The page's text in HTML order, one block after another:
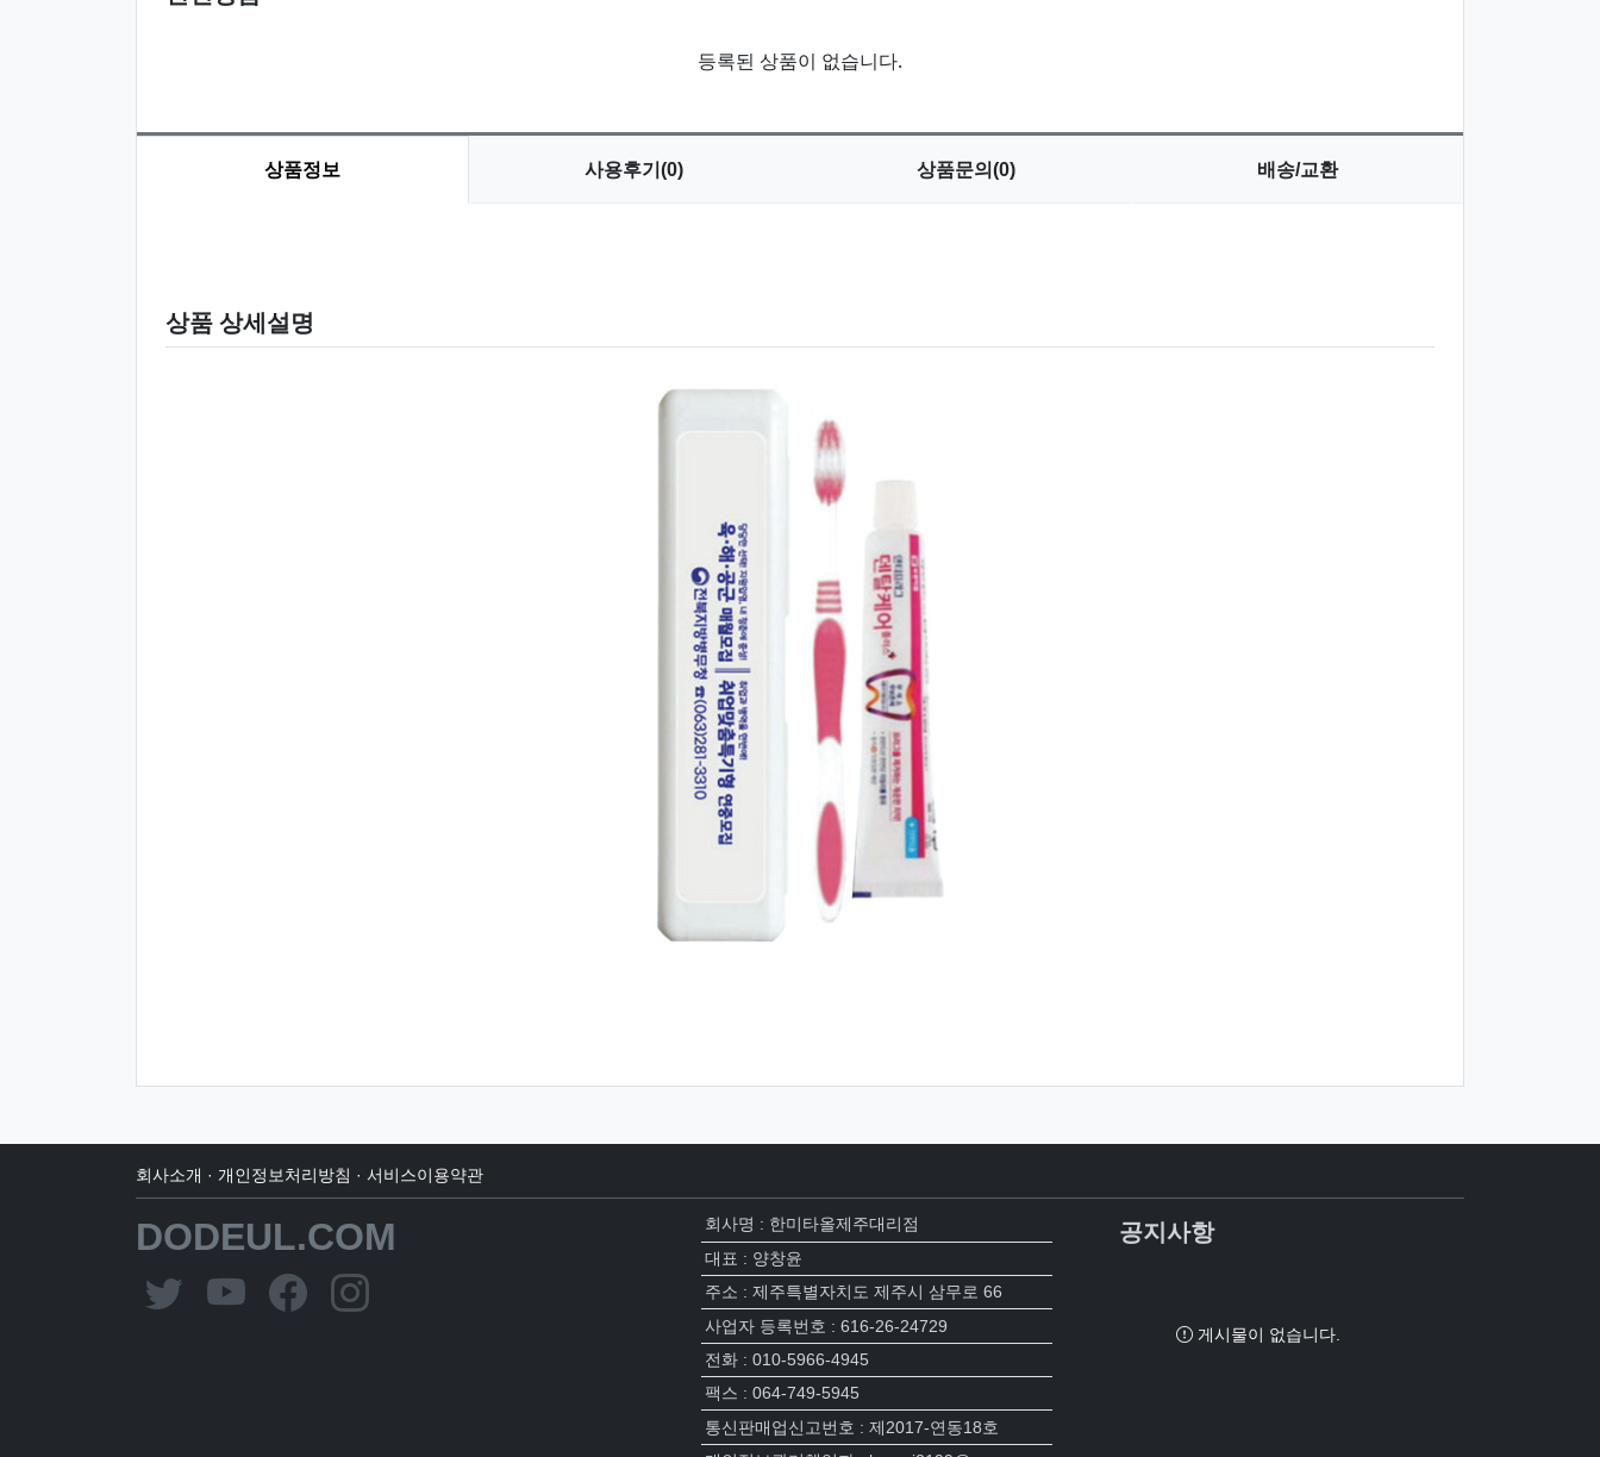
등록된 상품이 없습니다.
상품정보 사용후기(0) 상품문의(0) 배송/교환
상품 상세설명
회사소개 · 개인정보처리방침 · 서비스이용약관
DODEUL.COM
회사명 : 한미타올제주대리점
대표 : 양창윤
주소 : 제주특별자치도 제주시 삼무로 66
사업자 등록번호 : 616-26-24729
전화 : 010-5966-4945
팩스 : 064-749-5945
통신판매업신고번호 : 제2017-연동18호
공지사항
게시물이 없습니다.